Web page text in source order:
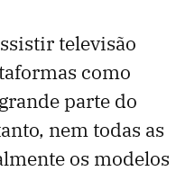
televisão
como
parte do
nem todas as
os modelos